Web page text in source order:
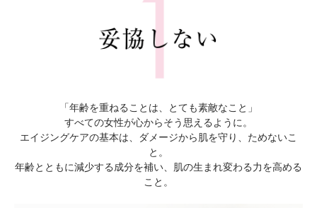
「年齢を重ねることは、とても素敵なこと」
すべての女性が心からそう思えるように。
エイジングケアの基本は、ダメージから肌を守り、ためないこ
と。
年齢とともに減少する成分を補い、肌の生まれ変わる力を高める
こと。